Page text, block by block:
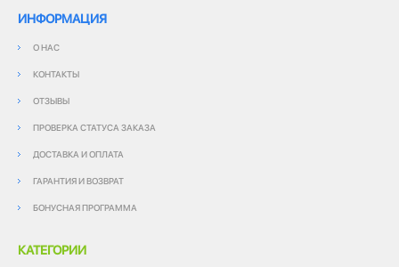
ИНФОРМАЦИЯ
О НАС
КОНТАКТЫ
ОТЗЫВЫ
ПРОВЕРКА СТАТУСА ЗАКАЗА
ДОСТАВКА И ОПЛАТА
ГАРАНТИЯ И ВОЗВРАТ
БОНУСНАЯ ПРОГРАММА
КАТЕГОРИИ